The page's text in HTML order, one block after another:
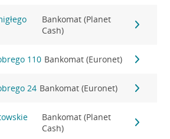
Bankomat (Planet
Cash)
110 Bankomat (Euronet)
24 Bankomat (Euronet)
Bankomat (Planet
Cash)